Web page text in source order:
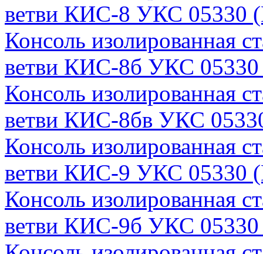
ветви КИС-8 УКС 05330
Консоль изолированная
ветви КИС-8б УКС
Консоль изолированная
ветви КИС-8бв УКС
Консоль изолированная
ветви КИС-9 УКС 05330
Консоль изолированная
ветви КИС-9б УКС